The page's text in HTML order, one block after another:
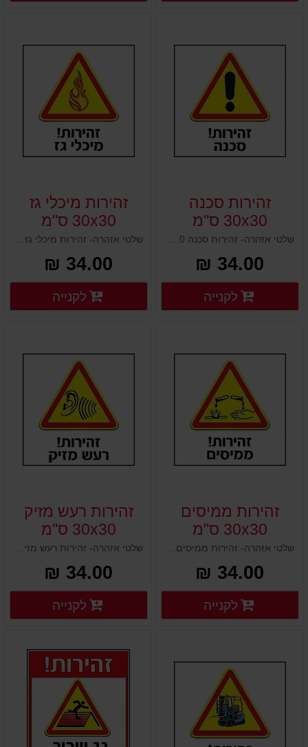
זהירות סכנה
30x30 ס"מ
34.00 ₪
פרטים נוספים פרטים נוספים לקנייה
זהירות מיכלי גז
30x30 ס"מ
34.00 ₪
פרטים נוספים
לקנייה
זהירות ממיסים
30x30 ס"מ
34.00 ₪
פרטים נוספים פרטים נוספים לקנייה
זהירות רעש מזיק
30x30 ס"מ
34.00 ₪
פרטים נוספים
לקנייה